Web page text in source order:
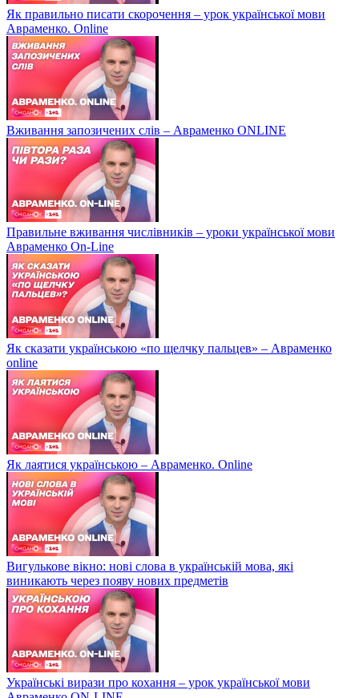
Як правильно писати скорочення – урок української мови
Авраменко. Online
Вживання запозичених слів – Авраменко ONLINE
Правильне вживання числівників – уроки української мови
Авраменко On-Line
Як сказати українською «по щелчку пальцев» – Авраменко
online
Як лаятися українською – Авраменко. Online
Вигулькове вікно: нові слова в українській мова, які
виникають через появу нових предметів
Українські вирази про кохання – урок української мови